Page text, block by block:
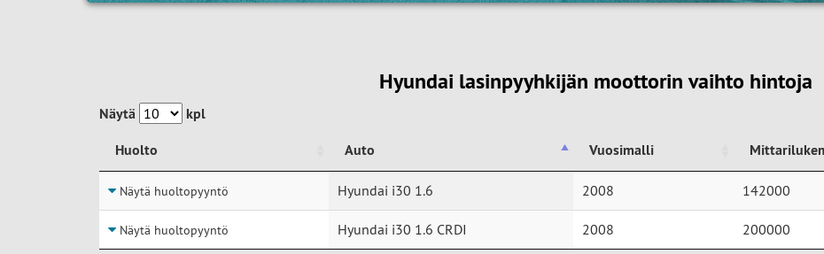
Hyundai lasinpyyhkijän moottorin vaihto hintoja
Näytä
kpl
Huolto
Auto Vuosimalli
Huolto
Auto Vuosimalli
Näytä huoltopyyntö Hyundai i30 1.6 2008 142000
Näytä huoltopyyntö Hyundai i30 1.6 CRDI 2008 200000